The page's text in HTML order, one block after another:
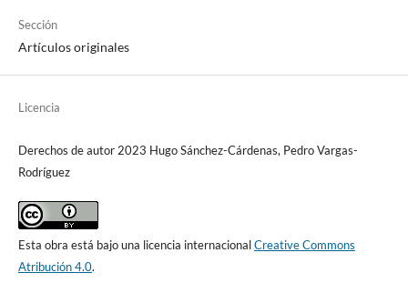
Sección
Artículos originales
Licencia
Derechos de autor 2023 Hugo Sánchez-Cárdenas, Pedro Vargas-
Rodríguez
Esta obra está bajo una licencia internacionalCreative Commons
Atribución 4.0.